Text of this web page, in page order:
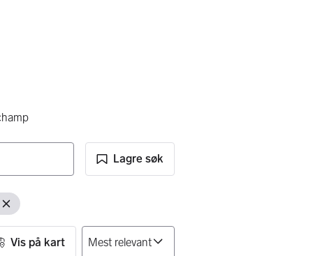
Lagre søk
Fjern filter
Vis på kart